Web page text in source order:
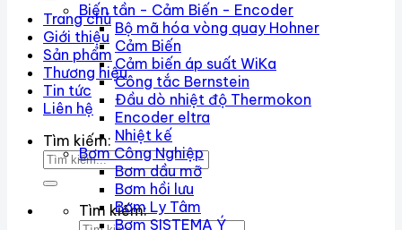
Trang chủ
Giới thiệu
Sản phẩm
Thương hiệu
Tin tức
Liên hệ
Tìm kiếm:
Tìm kiếm:
Biến tần - Cảm Biến - Encoder
Bộ mã hóa vòng quay Hohner
Cảm Biến
Cảm biến áp suất WiKa
Công tắc Bernstein
Đầu dò nhiệt độ Thermokon
Encoder eltra
Nhiệt kế
Bơm Công Nghiệp
Bơm dầu mỡ
Bơm hồi lưu
Bơm Ly Tâm
Bơm SISTEMA Ý